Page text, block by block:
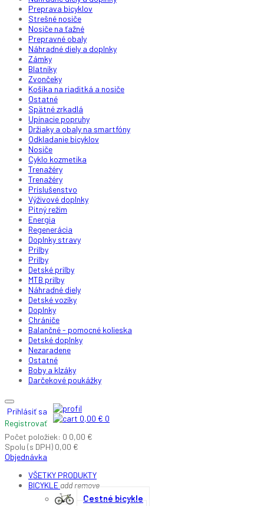
Preprava bicyklov
Strešné nosiče
Nosiče na ťažné
Prepravné obaly
Náhradné diely a doplnky
Zámky
Blatníky
Zvončeky
Košíka na riaditká a nosiče
Ostatné
Spätné zrkadlá
Upínacie popruhy
Držiaky a obaly na smartfóny
Odkladanie bicyklov
Nosiče
Cyklo kozmetika
Trenažéry
Trenažéry
Príslušenstvo
Výživové doplnky
Pitný režim
Energia
Regenerácia
Doplnky stravy
Prilby
Prilby
Detské prilby
MTB prilby
Náhradné diely
Detské vozíky
Doplnky
Chrániče
Balančné - pomocné kolieska
Detské doplnky
Nezaradene
Ostatné
Boby a klzáky
Darčekové poukážky
Prihlásiť sa
Registrovať
0,00 € 0
Počet položiek: 0 0,00 €
Spolu (s DPH) 0,00 €
Objednávka
VŠETKY PRODUKTY
BICYKLE addremove
Cestné bicykle